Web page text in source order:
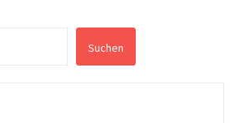
Suchen